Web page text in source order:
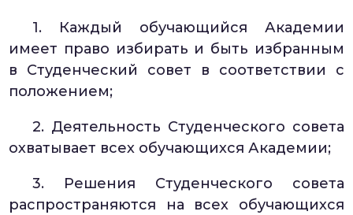
1. Каждый обучающийся Академии
имеет право избирать и быть избранным
в Студенческий совет в соответствии с
положением;
2. Деятельность Студенческого совета
охватывает всех обучающихся Академии;
3. Решения Студенческого совета
распространяются на всех обучающихся